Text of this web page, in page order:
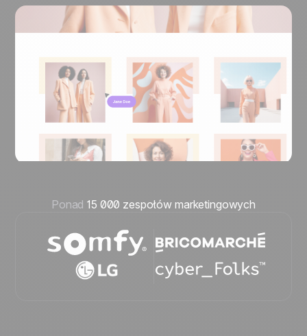
Ponad 15 000 zespołów marketingowych